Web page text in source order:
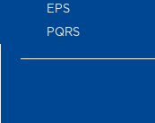
EPS
PQRS